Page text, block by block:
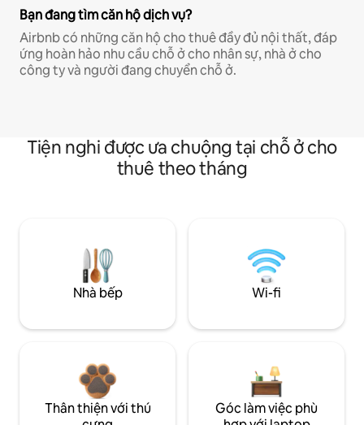
Bạn đang tìm căn hộ dịch vụ?
Airbnb có những căn hộ cho thuê đầy đủ nội thất, đáp
ứng hoàn hảo nhu cầu chỗ ở cho nhân sự, nhà ở cho
công ty và người đang chuyển chỗ ở.
Tiện nghi được ưa chuộng tại chỗ ở cho
thuê theo tháng
Nhà bếp Wi-fi
Thân thiện với thú
Góc làm việc phù